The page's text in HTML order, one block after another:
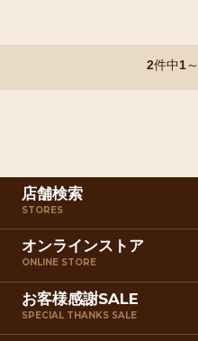
2件中1～
店舗検索
STORES
オンラインストア
ONLINE STORE
お客様感謝SALE
SPECIAL THANKS SALE